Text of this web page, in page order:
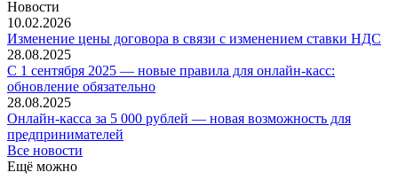
Новости
10.02.2026
Изменение цены договора в связи с изменением ставки НДС
28.08.2025
С 1 сентября 2025 — новые правила для онлайн-касс:
обновление обязательно
28.08.2025
Онлайн-касса за 5 000 рублей — новая возможность для
предпринимателей
Все новости
Ещё можно